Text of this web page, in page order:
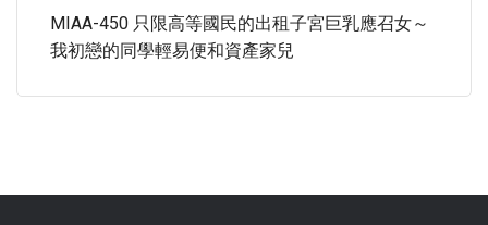
MIAA-450 只限高等國民的出租子宮巨乳應召女～
我初戀的同學輕易便和資產家兒